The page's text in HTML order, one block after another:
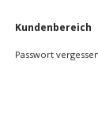
Navigation
Kundenbereich
Passwort vergessen